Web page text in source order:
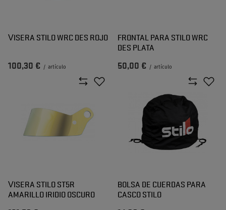
VISERA STILO WRC DES ROJO
100,30 € / artículo
FRONTAL PARA STILO WRC
DES PLATA
50,00 € / artículo
VISERA STILO ST5R
AMARILLO IRIDIO OSCURO
BOLSA DE CUERDAS PARA
CASCO STILO